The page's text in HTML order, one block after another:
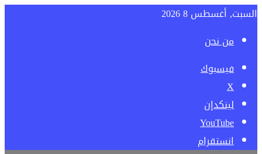
السبت, أغسطس 8 2026
من نحن
فيسبوك
‫X
لينكدإن
‫YouTube
انستقرام